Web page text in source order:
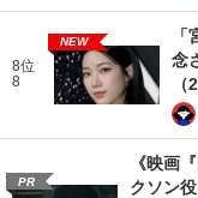
8位
8
NEW
念
PR
《映画
クソン